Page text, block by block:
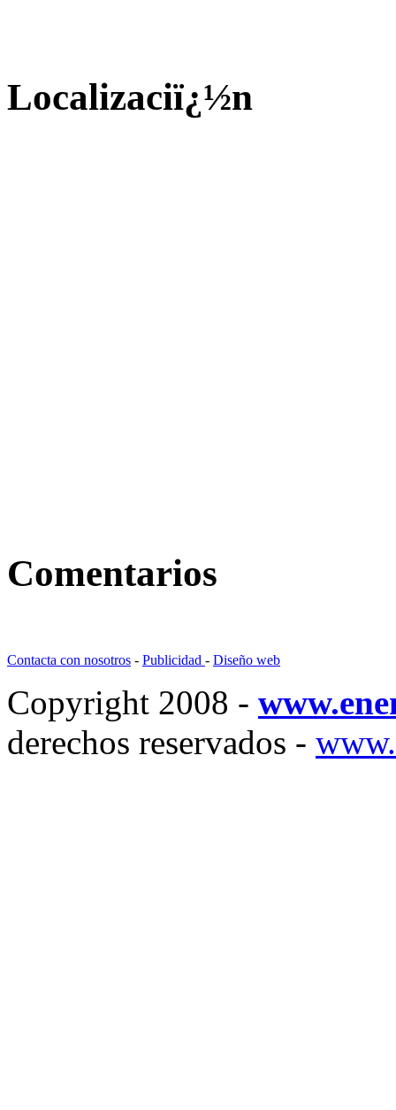
Localizaciï¿½n
Comentarios
Contacta con nosotros - Publicidad - Diseño web
Copyright 2008 -
derechos reservados -